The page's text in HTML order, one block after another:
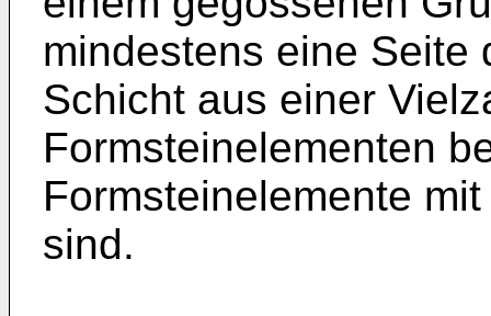
mindestens eine Seite
Schicht aus einer
Formsteinelementen
Formsteinelemente
sind.